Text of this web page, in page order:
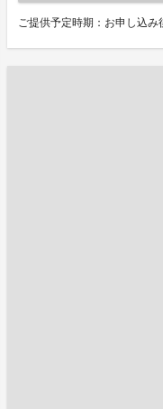
ご提供予定時期：お申し込み